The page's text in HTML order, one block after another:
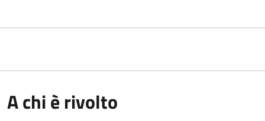
A chi è rivolto